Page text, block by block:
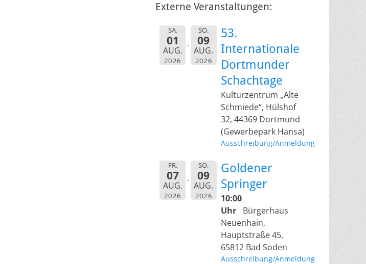
Externe Veranstaltungen:
SA.
01
AUG.
2026
SO.
09
AUG.
2026
53.
Internationale
Dortmunder
Schachtage
Kulturzentrum „Alte
Schmiede“, Hülshof
32, 44369 Dortmund
(Gewerbepark Hansa)
Ausschreibung/Anmeldung
FR.
07
AUG.
2026
SO.
09
AUG.
2026
Goldener
Springer
10:00
Uhr
Bürgerhaus
Neuenhain,
Hauptstraße 45,
65812 Bad Soden
Ausschreibung/Anmeldung